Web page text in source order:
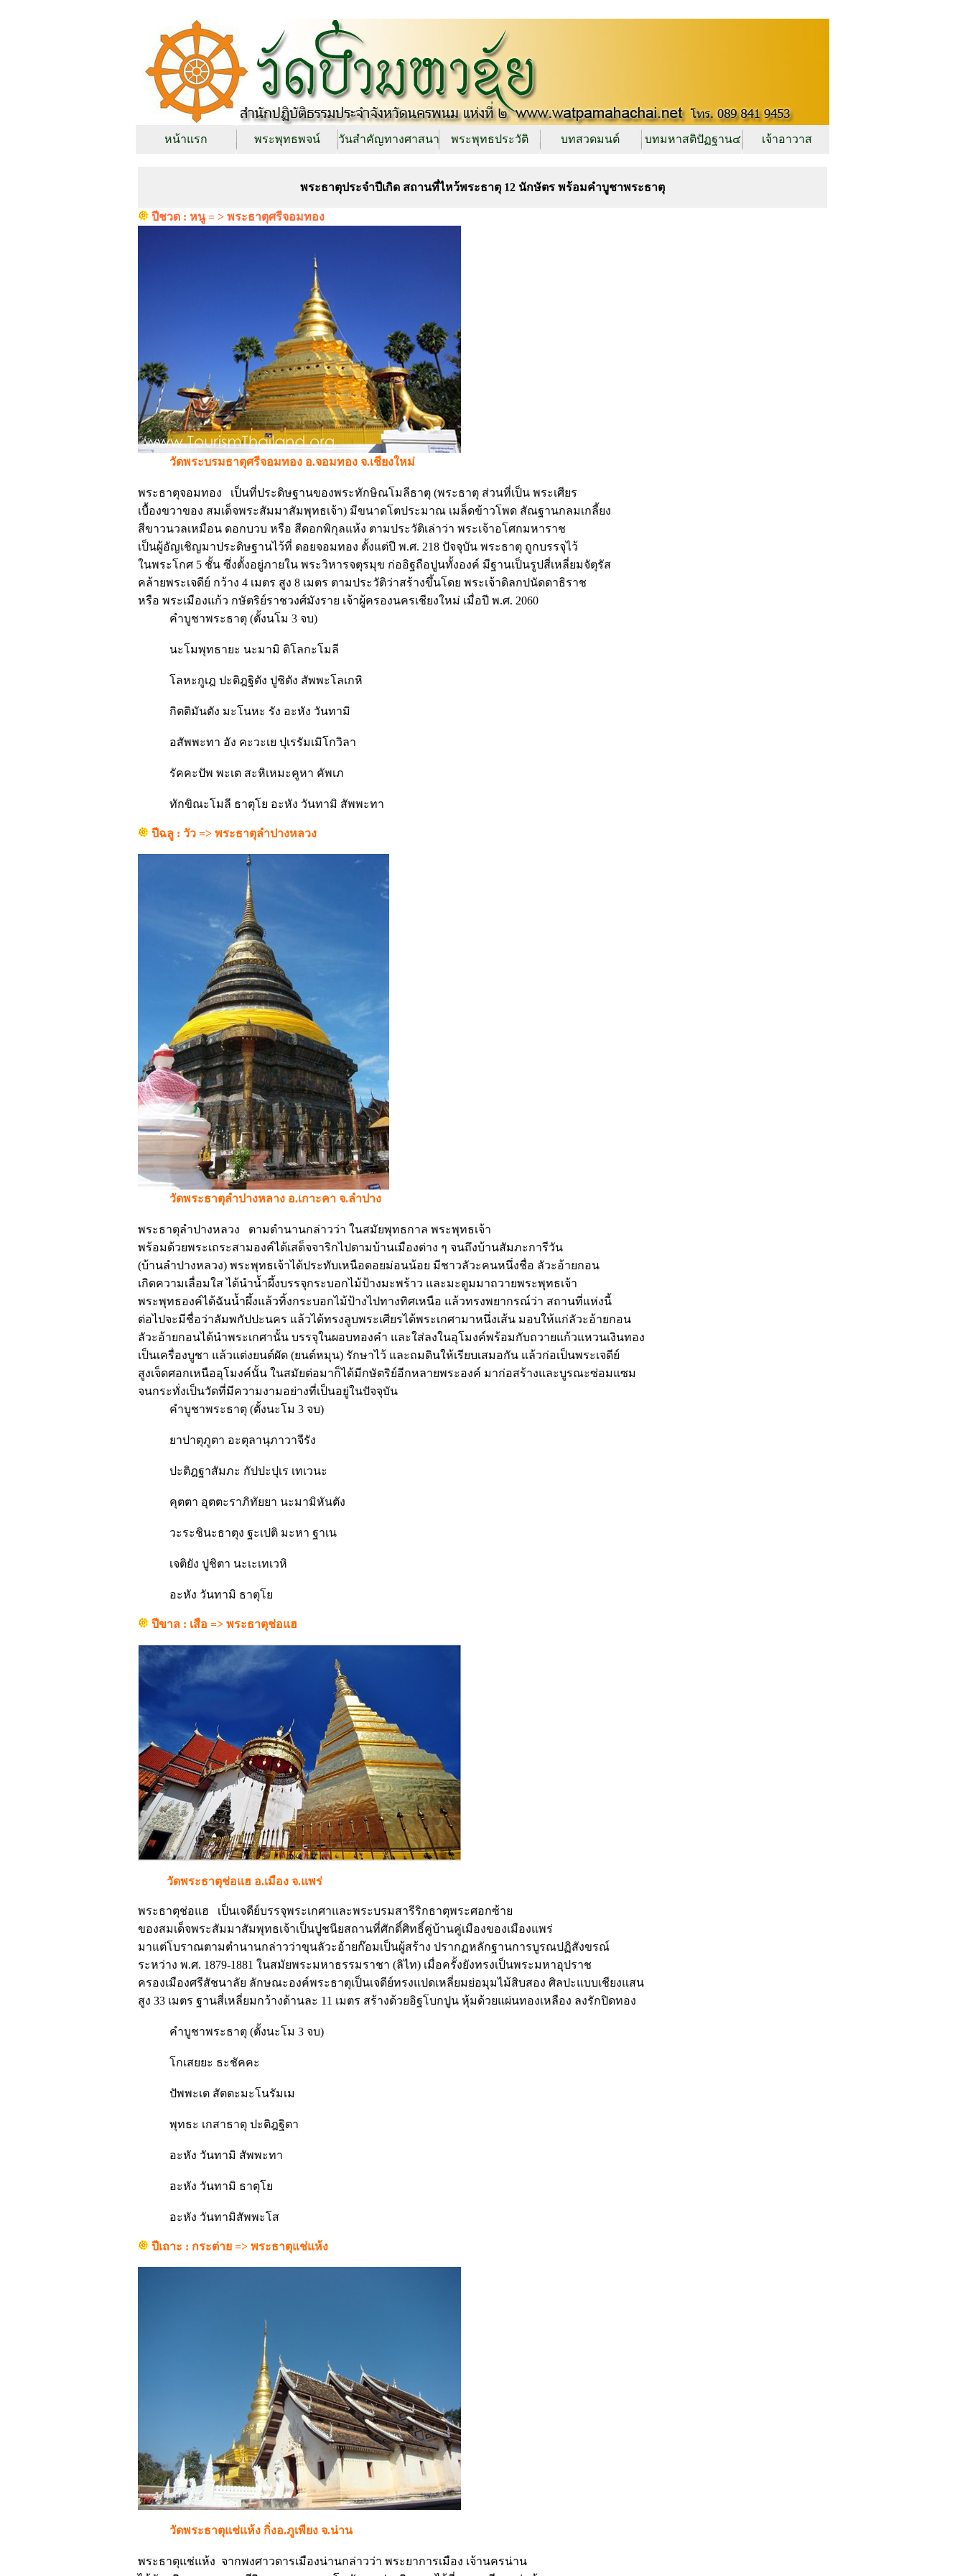
หน้าแรก พระพุทธพจน์ วันสำคัญทางศาสนา พระพุทธประวัติ บทสวดมนต์ บทมหาสติปัฏฐาน๔ เจ้าอาวาส
พระธาตุประจำปีเกิด สถานที่ไหว้พระธาตุ 12 นักษัตร พร้อมคำบูชาพระธาตุ
ปีชวด : หนู = > พระธาตุศรีจอมทอง
วัดพระบรมธาตุศรีจอมทอง อ.จอมทอง จ.เชียงใหม่
พระธาตุจอมทอง เป็นที่ประดิษฐานของพระทักษิณโมลีธาตุ (พระธาตุ ส่วนที่เป็น พระเศียร
เบื้องขวาของ สมเด็จพระสัมมาสัมพุทธเจ้า) มีขนาดโตประมาณ เมล็ดข้าวโพด สัณฐานกลมเกลี้ยง
สีขาวนวลเหมือน ดอกบวบ หรือ สีดอกพิกุลแห้ง ตามประวัติเล่าว่า พระเจ้าอโศกมหาราช
เป็นผู้อัญเชิญมาประดิษฐานไว้ที่ ดอยจอมทอง ตั้งแต่ปี พ.ศ. 218 ปัจจุบัน พระธาตุ ถูกบรรจุไว้
ในพระโกศ 5 ชั้น ซึ่งตั้งอยู่ภายใน พระวิหารจตุรมุข ก่ออิฐถือปูนทั้งองค์ มีฐานเป็นรูปสี่เหลี่ยมจัตุรัส
คล้ายพระเจดีย์ กว้าง 4 เมตร สูง 8 เมตร ตามประวัติว่าสร้างขึ้นโดย พระเจ้าดิลกปนัดดาธิราช
หรือ พระเมืองแก้ว กษัตริย์ราชวงศ์มังราย เจ้าผู้ครองนครเชียงใหม่ เมื่อปี พ.ศ. 2060
คำบูชาพระธาตุ (ตั้งนโม 3 จบ)
นะโมพุทธายะ นะมามิ ติโลกะโมลี
โลหะกูเฎ ปะติฎฐิตัง ปูชิตัง สัพพะโลเกหิ
กิตติมันตัง มะโนหะ รัง อะหัง วันทามิ
อสัพพะทา อัง คะวะเย ปุเรรัมเมิโกวิลา
รัคคะปัพ พะเต สะหิเหมะคูหา คัพเภ
ทักขิณะโมลี ธาตุโย อะหัง วันทามิ สัพพะทา
ปีฉลู : วัว => พระธาตุลำปางหลวง
วัดพระธาตุลำปางหลาง อ.เกาะคา จ.ลำปาง
พระธาตุลำปางหลวง ตามตำนานกล่าวว่า ในสมัยพุทธกาล พระพุทธเจ้า
พร้อมด้วยพระเถระสามองค์ได้เสด็จจาริกไปตามบ้านเมืองต่าง ๆ จนถึงบ้านสัมภะการีวัน
(บ้านลำปางหลวง) พระพุทธเจ้าได้ประทับเหนือดอยม่อนน้อย มีชาวลัวะคนหนึ่งชื่อ ลัวะอ้ายกอน
เกิดความเลื่อมใส ได้นำน้ำผึ้งบรรจุกระบอกไม้ป้างมะพร้าว และมะตูมมาถวายพระพุทธเจ้า
พระพุทธองค์ได้ฉันน้ำผึ้งแล้วทิ้งกระบอกไม้ป้างไปทางทิศเหนือ แล้วทรงพยากรณ์ว่า สถานที่แห่งนี้
ต่อไปจะมีชื่อว่าลัมพกัปปะนคร แล้วได้ทรงลูบพระเศียรได้พระเกศามาหนึ่งเส้น มอบให้แก่ลัวะอ้ายกอน
ลัวะอ้ายกอนได้นำพระเกศานั้น บรรจุในผอบทองคำ และใส่ลงในอุโมงค์พร้อมกับถวายแก้วแหวนเงินทอง
เป็นเครื่องบูชา แล้วแต่งยนต์ผัด (ยนต์หมุน) รักษาไว้ และถมดินให้เรียบเสมอกัน แล้วก่อเป็นพระเจดีย์
สูงเจ็ดศอกเหนืออุโมงค์นั้น ในสมัยต่อมาก็ได้มีกษัตริย์อีกหลายพระองค์ มาก่อสร้างและบูรณะซ่อมแซม
จนกระทั่งเป็นวัดที่มีความงามอย่างที่เป็นอยู่ในปัจจุบัน
คำบูชาพระธาตุ (ตั้งนะโม 3 จบ)
ยาปาตุภูตา อะตุลานุภาวาจีรัง
ปะติฎฐาสัมภะ กัปปะปุเร เทเวนะ
คุตตา อุตตะราภิทัยยา นะมามิหันตัง
วะระชินะธาตุง ฐะเปติ มะหา ฐาเน
เจติยัง ปูชิตา นะเะเทเวหิ
อะหัง วันทามิ ธาตุโย
ปีขาล : เสือ => พระธาตุช่อแฮ
วัดพระธาตุช่อแฮ อ.เมือง จ.แพร่
พระธาตุช่อแฮ เป็นเจดีย์บรรจุพระเกศาและพระบรมสารีริกธาตุพระศอกซ้าย
ของสมเด็จพระสัมมาสัมพุทธเจ้าเป็นปูชนียสถานที่ศักดิ์ศิทธิ์คู่บ้านคู่เมืองของเมืองแพร่
มาแต่โบราณตามตำนานกล่าวว่าขุนลัวะอ้ายก๊อมเป็นผู้สร้าง ปรากฏหลักฐานการบูรณปฏิสังขรณ์
ระหว่าง พ.ศ. 1879-1881 ในสมัยพระมหาธรรมราชา (ลิไท) เมื่อครั้งยังทรงเป็นพระมหาอุปราช
ครองเมืองศรีสัชนาลัย ลักษณะองค์พระธาตุเป็นเจดีย์ทรงแปดเหลี่ยมย่อมุมไม้สิบสอง ศิลปะแบบเชียงแสน
สูง 33 เมตร ฐานสี่เหลี่ยมกว้างด้านละ 11 เมตร สร้างด้วยอิฐโบกปูน หุ้มด้วยแผ่นทองเหลือง ลงรักปิดทอง
คำบูชาพระธาตุ (ตั้งนะโม 3 จบ)
โกเสยยะ ธะชัคคะ
ปัพพะเต สัตตะมะโนรัมเม
พุทธะ เกสาธาตุ ปะติฎฐิตา
อะหัง วันทามิ สัพพะทา
อะหัง วันทามิ ธาตุโย
อะหัง วันทามิสัพพะโส
ปีเถาะ : กระต่าย => พระธาตุแช่แห้ง
วัดพระธาตุแช่แห้ง กิ่งอ.ภูเพียง จ.น่าน
พระธาตุแช่แห้ง จากพงศาวดารเมืองน่านกล่าวว่า พระยาการเมือง เจ้านครน่าน